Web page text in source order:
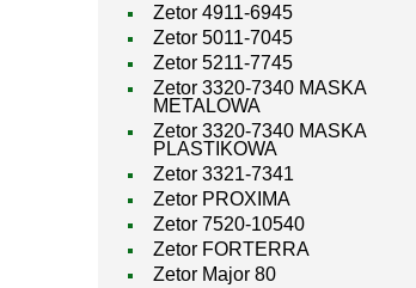
Zetor 4911-6945
Zetor 5011-7045
Zetor 5211-7745
Zetor 3320-7340 MASKA
METALOWA
Zetor 3320-7340 MASKA
PLASTIKOWA
Zetor 3321-7341
Zetor PROXIMA
Zetor 7520-10540
Zetor FORTERRA
Zetor Major 80